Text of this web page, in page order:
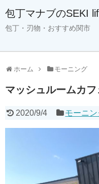
包丁マナブのSEKI
包丁・刃物・おすすめ関市
ホーム モーニング
マッシュルームカ
2020/9/4 モーニン